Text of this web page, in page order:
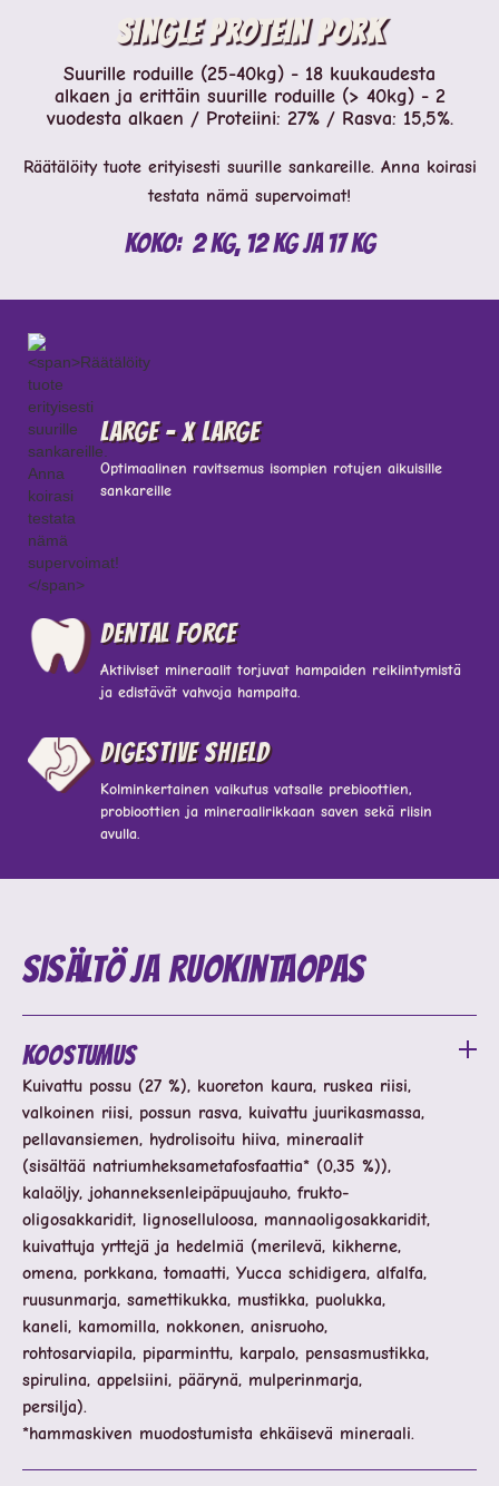
SINGLE PROTEIN PORK
Suurille roduille (25-40kg) - 18 kuukaudesta
alkaen ja erittäin suurille roduille (> 40kg) - 2
vuodesta alkaen / Proteiini: 27% / Rasva: 15,5%.
Räätälöity tuote erityisesti suurille sankareille. Anna koirasi
testata nämä supervoimat!
Koko: 2 kg, 12 kg ja 17 kg
LARGE - X LARGE
Optimaalinen ravitsemus isompien rotujen aikuisille
sankareille
Dental force
Aktiiviset mineraalit torjuvat hampaiden reikiintymistä
ja edistävät vahvoja hampaita.
Digestive shield
Kolminkertainen vaikutus vatsalle prebioottien,
probioottien ja mineraalirikkaan saven sekä riisin
avulla.
Sisältö ja ruokintaopas
Koostumus
Kuivattu possu (27 %), kuoreton kaura, ruskea riisi,
valkoinen riisi, possun rasva, kuivattu juurikasmassa,
pellavansiemen, hydrolisoitu hiiva, mineraalit
(sisältää natriumheksametafosfaattia* (0,35 %)),
kalaöljy, johanneksenleipäpuujauho, frukto-
oligosakkaridit, lignoselluloosa, mannaoligosakkaridit,
kuivattuja yrttejä ja hedelmiä (merilevä, kikherne,
omena, porkkana, tomaatti, Yucca schidigera, alfalfa,
ruusunmarja, samettikukka, mustikka, puolukka,
kaneli, kamomilla, nokkonen, anisruoho,
rohtosarviapila, piparminttu, karpalo, pensasmustikka,
spirulina, appelsiini, päärynä, mulperinmarja,
persilja).
*hammaskiven muodostumista ehkäisevä mineraali.